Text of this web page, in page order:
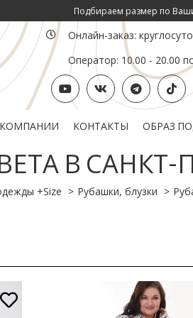
Подбираем размер по Вашим инд.
Онлайн-заказ:
Оператор: 10.00 - 20.00
КОНТАКТЫ ОБРАЗ
В САНКТ-
+Size Рубашки, блузки